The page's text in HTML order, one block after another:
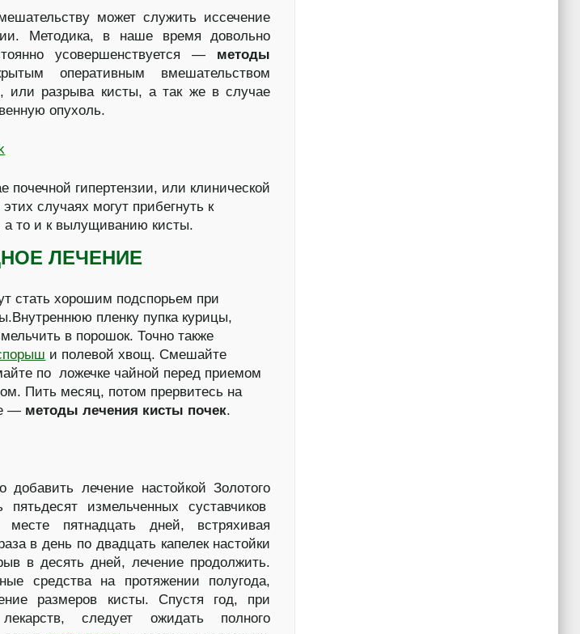
может служить иссечение
Методика, в наше время довольно
усовершенствуется — методы
оперативным вмешательством
или разрыва кисты, а так же в случае
опухоль.
почечной гипертензии, или клинической
случаях могут прибегнуть к
то и к вылущиванию кисты.
ЛЕЧЕНИЕ
стать хорошим подспорьем при
пленку пупка курицы,
в порошок. Точно также
и полевой хвощ. Смешайте
по ложечке чайной перед приемом
Пить месяц, потом прервитесь на
— методы лечения кисты почек.
лечение настойкой Золотого
измельченных суставчиков
пятнадцать дней, встряхивая
в день по двадцать капелек настойки
в десять дней, лечение продолжить.
средства на протяжении полугода,
размеров кисты. Спустя год, при
следует ожидать полного